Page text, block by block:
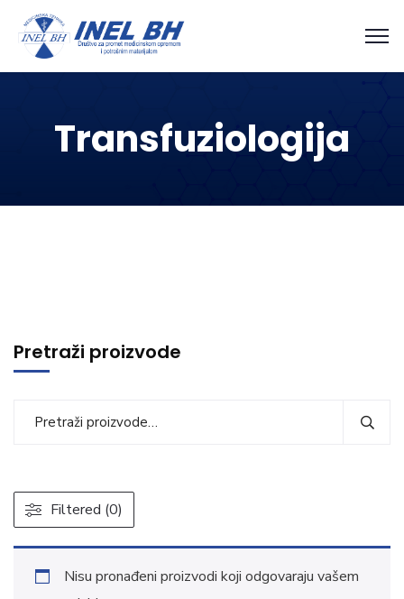
Transfuziologija
Nisu pronađeni proizvodi koji odgovaraju vašem
Pretraži proizvode
Filtered (0)